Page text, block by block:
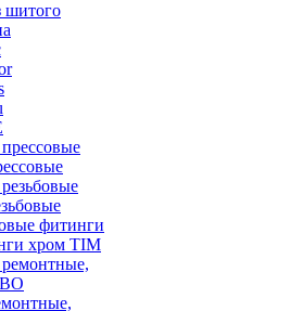
шитого
фитинги
хром TIM